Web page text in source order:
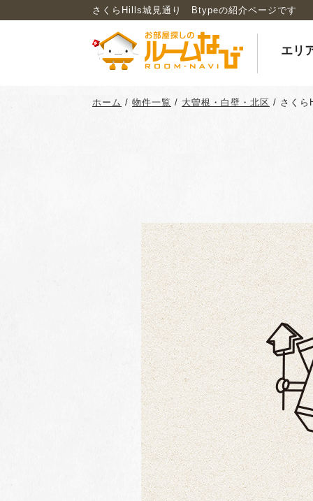
さくらHills城見通り Btypeの紹介ページです
エリ
ホーム / 物件一覧 / 大曽根・白壁・北区 / さく